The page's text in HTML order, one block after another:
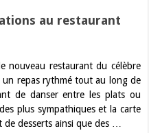
au restaurant
nouveau restaurant du célèbre
un repas rythmé tout au long de
de danser entre les plats ou
plus sympathiques et la carte
desserts ainsi que des …